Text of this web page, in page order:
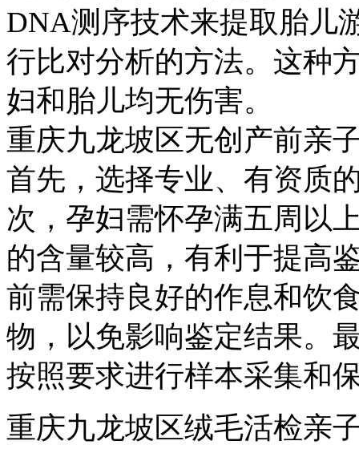
DNA测序技术来提取胎儿
行比对分析的方法。这种
妇和胎儿均无伤害。
重庆九龙坡区无创产前亲
首先，选择专业、有资质
次，孕妇需怀孕满五周以
的含量较高，有利于提高
前需保持良好的作息和饮
物，以免影响鉴定结果。
按照要求进行样本采集和
重庆九龙坡区绒毛活检亲